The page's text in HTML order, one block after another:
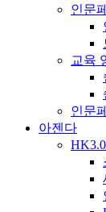
인문
교육
인문
아젠다